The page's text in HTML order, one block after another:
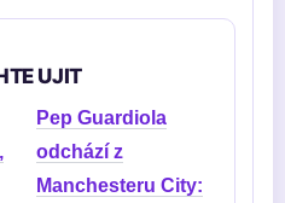
UJIT
Pep Guardiola
odchází z
Manchesteru City: